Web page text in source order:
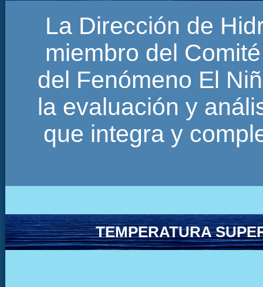
La Dirección de
miembro del
del Fenómeno El
la evaluación y
que integra y
TEMPERATURA